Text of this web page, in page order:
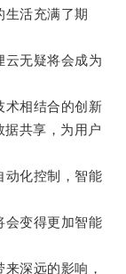
活充满了期
无疑将会成为
相结合的创新
据共享，为用户
化控制，智能
变得更加智能
深远的影响，